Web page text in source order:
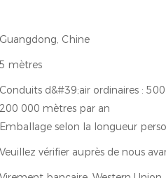
Guangdong, Chine
5 mètres
Conduits d&#39;air ordinaires :
200 000 mètres par an
Emballage selon la longueur
Veuillez vérifier auprès de nous